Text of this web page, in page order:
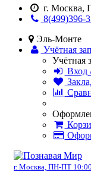
г. Москва,
8(499)396-
Эль-Монте
Учётная
Учётная
Вход
г. Москва, ПН-ПТ